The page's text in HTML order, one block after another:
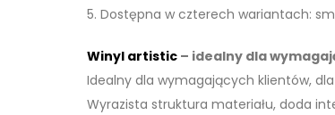
5. Dostępna w czterech wariantach:
Winyl artistic– idealny dla
Idealny dla wymagających klientów,
Wyrazista struktura materiału, doda